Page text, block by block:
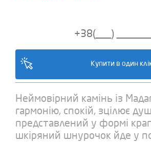
Неймовірний камінь із
гармонію, спокій, зцілює
представлений у формі
шкіряний шнурочок йде у